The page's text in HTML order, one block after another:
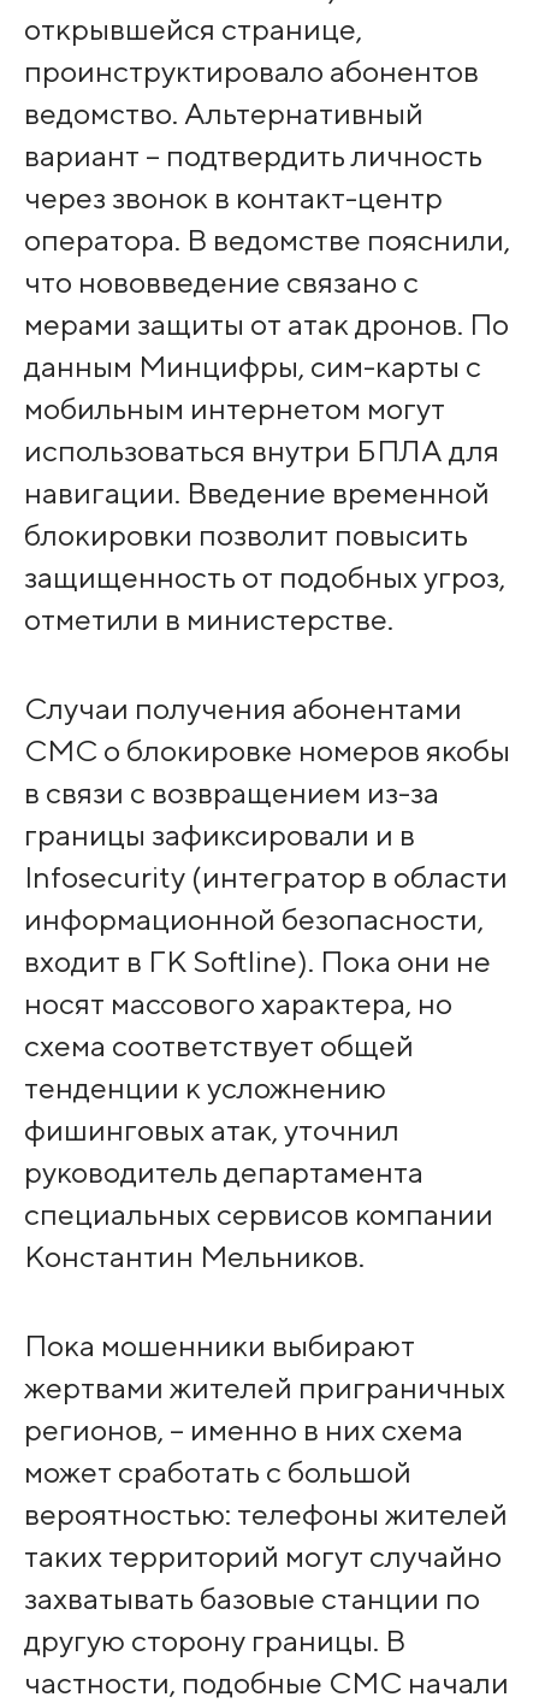
открывшейся странице,
проинструктировало абонентов
ведомство. Альтернативный
вариант – подтвердить личность
через звонок в контакт-центр
оператора. В ведомстве пояснили,
что нововведение связано с
мерами защиты от атак дронов. По
данным Минцифры, сим-карты с
мобильным интернетом могут
использоваться внутри БПЛА для
навигации. Введение временной
блокировки позволит повысить
защищенность от подобных угроз,
отметили в министерстве.
Случаи получения абонентами
СМС о блокировке номеров якобы
в связи с возвращением из-за
границы зафиксировали и в
Infosecurity (интегратор в области
информационной безопасности,
входит в ГК Softline). Пока они не
носят массового характера, но
схема соответствует общей
тенденции к усложнению
фишинговых атак, уточнил
руководитель департамента
специальных сервисов компании
Константин Мельников.
Пока мошенники выбирают
жертвами жителей приграничных
регионов, – именно в них схема
может сработать с большой
вероятностью: телефоны жителей
таких территорий могут случайно
захватывать базовые станции по
другую сторону границы. В
частности, подобные СМС начали